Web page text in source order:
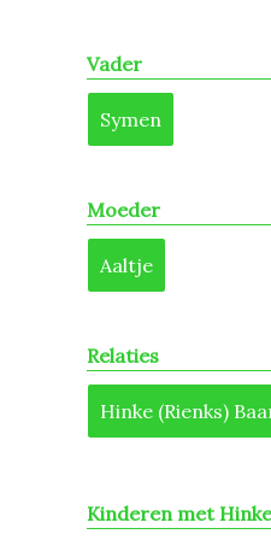
Vader
Symen
Moeder
Aaltje
Relaties
Hinke (Rienks)
Kinderen met